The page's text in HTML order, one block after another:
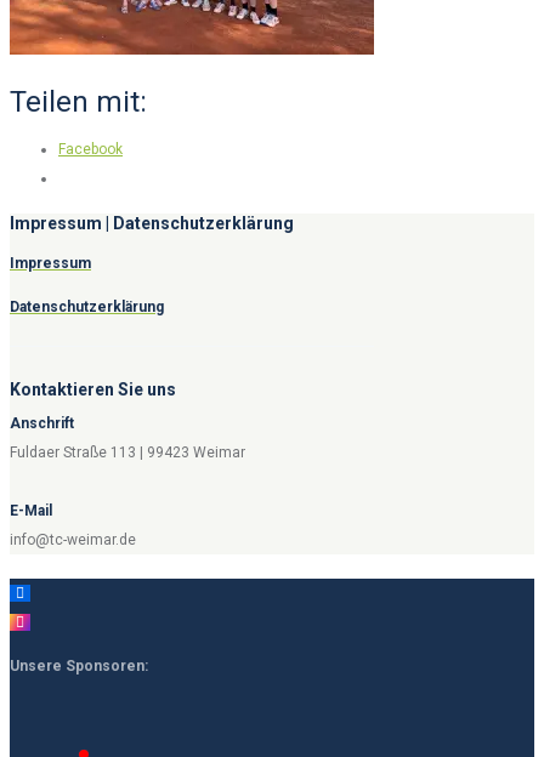
Teilen mit:
Facebook
Impressum | Datenschutzerklärung
Impressum
Datenschutzerklärung
Kontaktieren Sie uns
Anschrift
Fuldaer Straße 113 | 99423 Weimar
E-Mail
info@tc-weimar.de
Unsere Sponsoren: